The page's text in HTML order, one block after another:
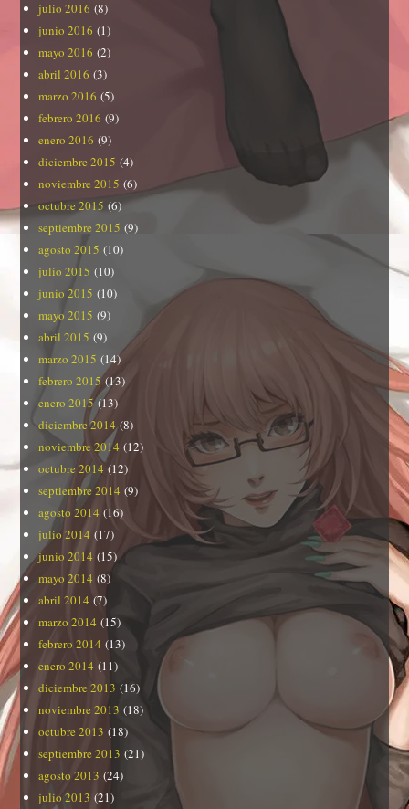
julio 2016 (8)
junio 2016 (1)
mayo 2016 (2)
abril 2016 (3)
marzo 2016 (5)
febrero 2016 (9)
enero 2016 (9)
diciembre 2015 (4)
noviembre 2015 (6)
octubre 2015 (6)
septiembre 2015 (9)
agosto 2015 (10)
julio 2015 (10)
junio 2015 (10)
mayo 2015 (9)
abril 2015 (9)
marzo 2015 (14)
febrero 2015(13)
enero 2015(13)
diciembre 2014(8)
noviembre 2014 (12)
octubre 2014 (12)
septiembre 2014 (9)
agosto 2014 (16)
julio 2014 (17)
junio 2014 (15)
mayo 2014 (8)
abril 2014 (7)
marzo 2014 (15)
febrero 2014 (13)
enero 2014 (11)
diciembre 2013 (16)
noviembre 2013 (18)
octubre 2013 (18)
septiembre 2013 (21)
agosto 2013 (24)
julio 2013 (21)